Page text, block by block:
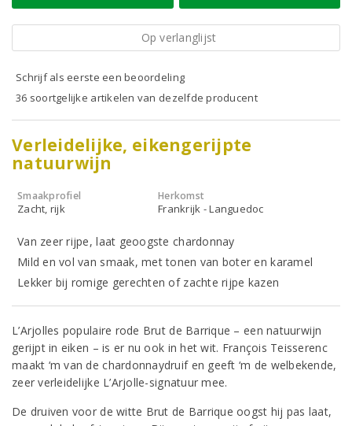
Op verlanglijst
Schrijf als eerste een beoordeling
36 soortgelijke artikelen van dezelfde producent
Verleidelijke, eikengerijpte
natuurwijn
Smaakprofiel
Zacht, rijk
Herkomst
Frankrijk - Languedoc
Van zeer rijpe, laat geoogste chardonnay
Mild en vol van smaak, met tonen van boter en karamel
Lekker bij romige gerechten of zachte rijpe kazen
L’Arjolles populaire rode Brut de Barrique – een natuurwijn
gerijpt in eiken – is er nu ook in het wit. François Teisserenc
maakt ‘m van de chardonnaydruif en geeft ‘m de welbekende,
zeer verleidelijke L’Arjolle-signatuur mee.
De druiven voor de witte Brut de Barrique oogst hij pas laat,